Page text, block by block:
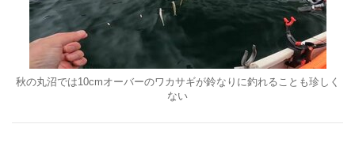
秋の丸沼では10cmオーバーのワカサギが鈴なりに釣れることも珍しく
ない